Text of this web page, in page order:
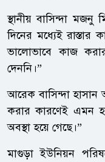
স্থানীয় বাসিন্দা মজনু
দিনের মধ্যেই রাস্তার
ভালোভাবে কাজ
দেননি।”
আরেক বাসিন্দা হাসান
করার কারণেই এমন
অবস্থা হয়ে গেছে।”
মাগুড়া ইউনিয়ন